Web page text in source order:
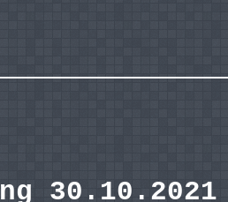
30.10.2021